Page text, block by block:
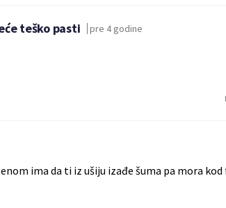
teško pasti pre 4 godine
ima da ti iz ušiju izađe šuma pa mora